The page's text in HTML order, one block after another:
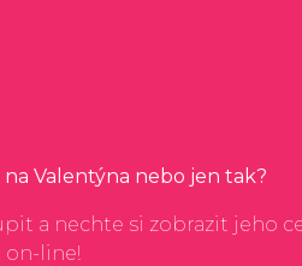
Valentýna nebo jen tak?
a nechte si zobrazit jeho
on-line!